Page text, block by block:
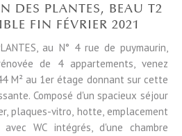
DES PLANTES, BEAU T2
FIN FÉVRIER 2021
au N° 4 rue de puymaurin,
de 4 appartements, venez
M² au 1er étage donnant sur cette
Composé d'un spacieux séjour
plaques-vitro, hotte, emplacement
WC intégrés, d'une chambre